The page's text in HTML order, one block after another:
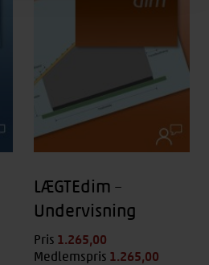
LÆGTEdim –
Undervisning
Pris 1.265,00
Medlemspris 1.265,00